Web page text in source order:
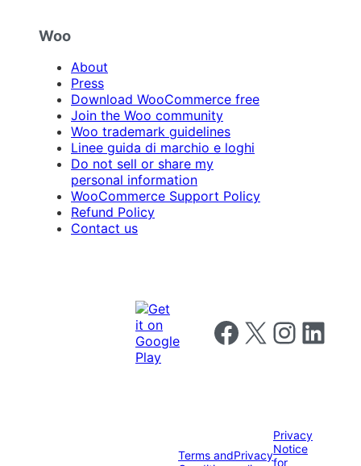
Woo
About
Press
Download WooCommerce free
Join the Woo community
Woo trademark guidelines
Linee guida di marchio e loghi
Do not sell or share my
personal information
WooCommerce Support Policy
Refund Policy
Contact us
Follow us on Facebook
Follow us on X Follow us on
Follow us
Terms andPrivacy
Privacy
Notice
for